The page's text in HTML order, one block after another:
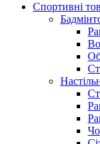
Спортивні